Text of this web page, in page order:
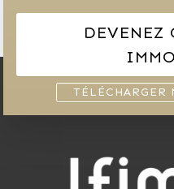
DEVENEZ
TÉLÉCHARGER